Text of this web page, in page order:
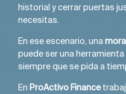
historial y cerrar puertas
necesitas.
En ese escenario, una
puede ser una
siempre que se pida a
En ProActivo Finance